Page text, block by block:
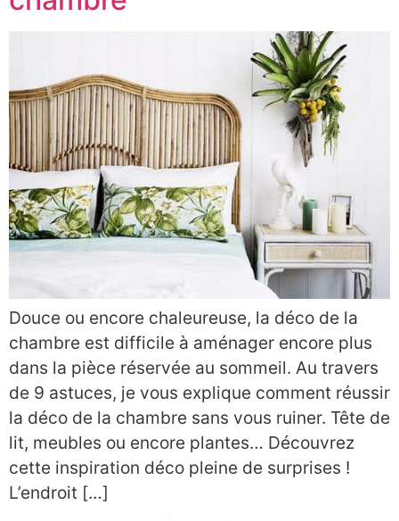
Douce ou encore chaleureuse, la déco de la
chambre est difficile à aménager encore plus
dans la pièce réservée au sommeil. Au travers
de 9 astuces, je vous explique comment réussir
la déco de la chambre sans vous ruiner. Tête de
lit, meubles ou encore plantes… Découvrez
cette inspiration déco pleine de surprises !
L’endroit […]